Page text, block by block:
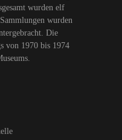
wurden elf
wurden
Die
von 1970 bis 1974